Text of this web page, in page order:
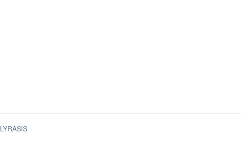
LYRASIS